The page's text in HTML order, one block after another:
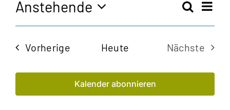
und
Suche
Anstehende
Datum
VorherigeVeranstaltungen
Heute
Nächste
Kalender abonnieren